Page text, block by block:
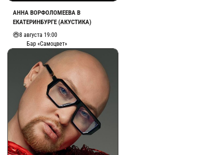
АННА ВОРФОЛОМЕЕВА В
ЕКАТЕРИНБУРГЕ (АКУСТИКА)
8 августа 19:00
Бар «Самоцвет»